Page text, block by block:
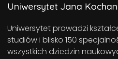
Uniwersytet Jana
Uniwersytet prowadzi
studiów i blisko 150
wszystkich dziedzin